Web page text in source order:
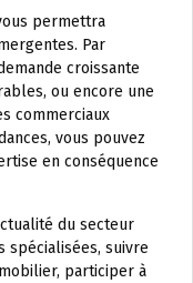
permettra
Par
croissante
ou encore une
commerciaux
vous pouvez
en conséquence
du secteur
spécialisées, suivre
participer à